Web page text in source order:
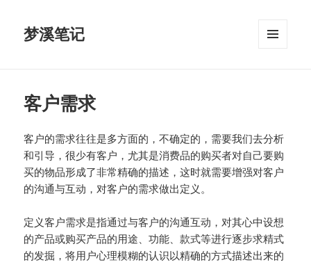
梦溪笔记
客户需求
客户的需求往往是多方面的，不确定的，需要我们去分析
和引导，很少有客户，尤其是消费品的购买者对自己要购
买的物品形成了非常精确的描述，这时就需要增强对客户
的沟通与互动，对客户的需求做出定义。
定义客户需求是指通过与客户的沟通互动，对其心中设想
的产品或购买产品的用途、功能、款式等进行逐步求精式
的发掘，将用户心理模糊的认识以精确的方式描述出来的